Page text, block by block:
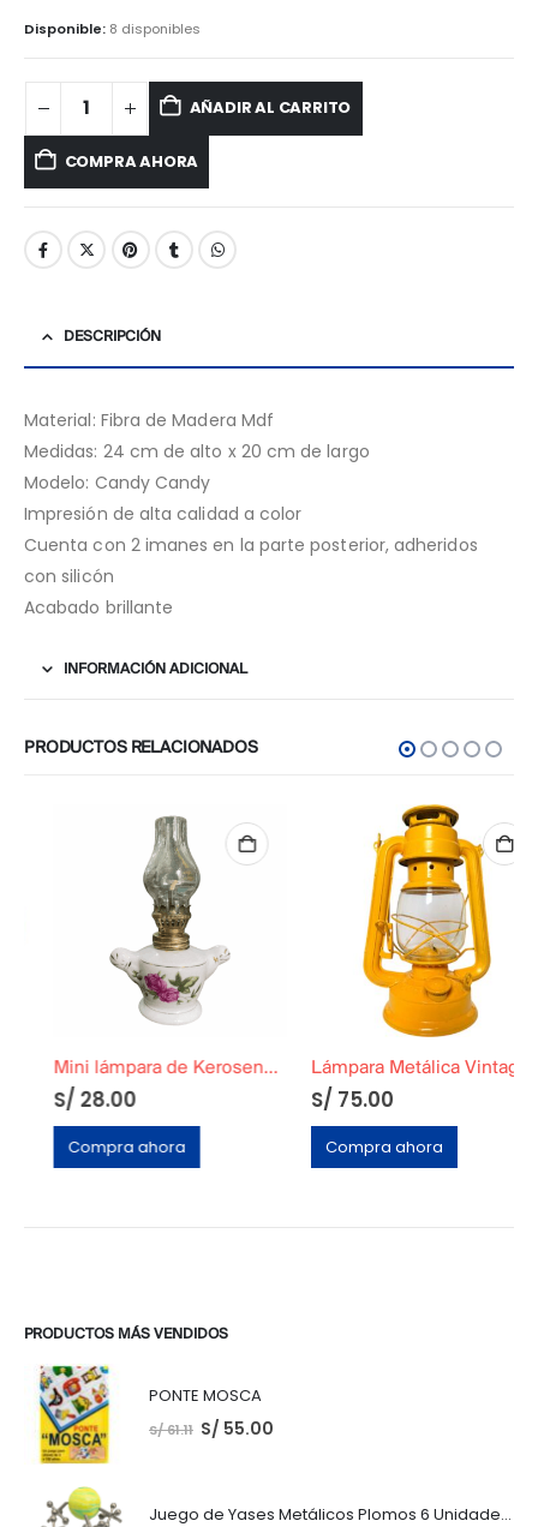
Disponible: 8 disponibles
AÑADIR AL CARRITO
COMPRA AHORA
DESCRIPCIÓN
Material: Fibra de Madera Mdf
Medidas: 24 cm de alto x 20 cm de largo
Modelo: Candy Candy
Impresión de alta calidad a color
Cuenta con 2 imanes en la parte posterior, adheridos
con silicón
Acabado brillante
INFORMACIÓN ADICIONAL
PRODUCTOS RELACIONADOS
Mini lámpara de Kerosene Noventera Funcional
28.00
Compra ahora
Lámpara Metálica Vintage Amarilla
75.00
Compra ahora
PRODUCTOS MÁS VENDIDOS
PONTE MOSCA
S/61.11 S/ 55.00
Juego de Yases Metálicos Plomos 6 Unidades + Pelota de Goma (En Bolsita Lista para Regalar)